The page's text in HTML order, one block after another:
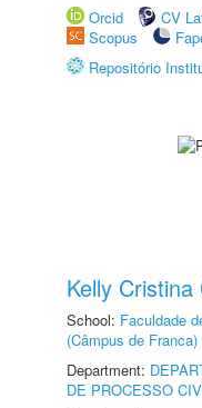
Orcid
CV
Scopus
Repositório
Kelly Cristina
School: Faculdade
(Câmpus de Franca)
Department:
DE PROCESSO